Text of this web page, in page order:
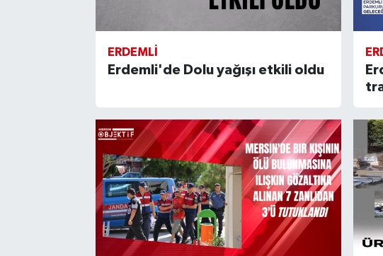
ERDEMLI
Erdemli'de Dolu yağışı etkili oldu